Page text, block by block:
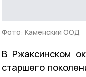
Фото: Каменский ООД
В Ржаксинском
старшего